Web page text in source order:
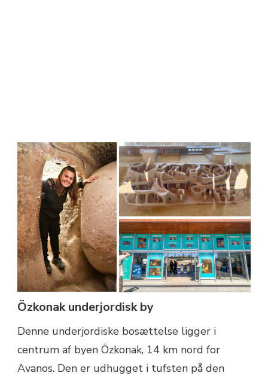
Özkonak underjordisk by
Denne underjordiske bosættelse ligger i
centrum af byen Özkonak, 14 km nord for
Avanos. Den er udhugget i tufsten på den